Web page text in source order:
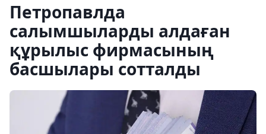
Петропавлда
салымшыларды алдаған
құрылыс фирмасының
басшылары сотталды